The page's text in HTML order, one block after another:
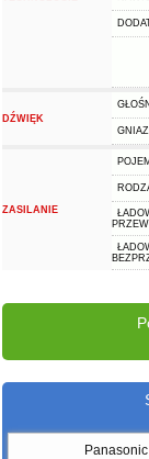
DŹWIĘK
ZASILANIE